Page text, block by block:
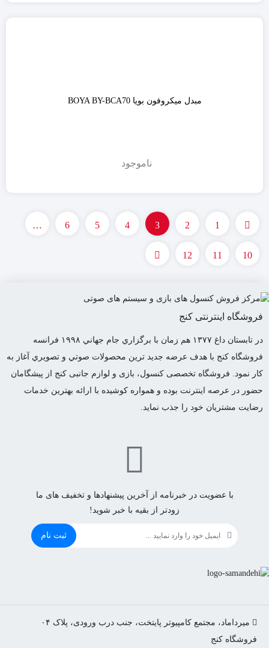
مبدل میکروفون بویا BOYA BY-BCA70
ناموجود
1
2
3
4
5
6
…
10
11
12
فروشگاه اینترنتی کنج
در تابستان داغ ١٣٧٧ هم زمان با برگزاري جام جهاني ١٩٩٨ فرانسه
فروشگاه كنج با هدف عرضه جديد ترين محصولات صوتي و تصويري آغاز به
كار نمود. فروشگاه تخصصی کنسول، بازی و لوازم جانبی کنج از پیشگامان
حضور در عرصه اینترنت بوده و همواره کوشیده با ارائه بهترین خدمات
رضایت مشتریان خود را جذب نماید.
با عضویت در خبرنامه از آخرین پیشنهادها و تخفیف های ما
زودتر از بقیه با خبر شوید!
ثبت نام
میرداماد، مجتمع کامپیوتر پایتخت، جنب درب ورودی، پلاک ۰۴